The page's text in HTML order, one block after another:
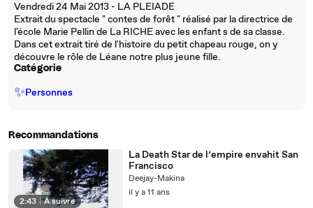
Vendredi 24 Mai 2013 - LA PLEIADE
Extrait du spectacle " contes de forêt " réalisé par la directrice de
l'école Marie Pellin de La RICHE avec les enfant s de sa classe.
Dans cet extrait tiré de l'histoire du petit chapeau rouge, on y
découvre le rôle de Léane notre plus jeune fille.
Catégorie
✨Personnes
Recommandations
2:43 | À suivre
La Death Star de l’empire envahit San
Francisco
Deejay-Makina
il y a 11 ans